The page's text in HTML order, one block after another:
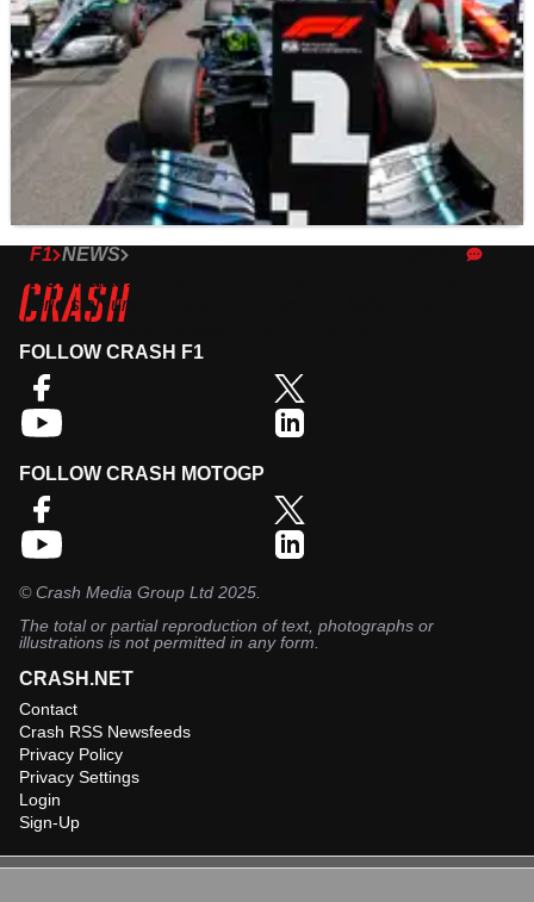
F1 NEWS
Formula 1 Grand Prix Prancis - Grid Awal
Grid start untuk Grand Prix Prancis di Sirkuit Paul
Ricard, putaran delapan musim F1 2019.
FOLLOW CRASH F1
FOLLOW CRASH MOTOGP
©Crash Media Group Ltd 2025.
The total or partial reproduction of text, photographs or
illustrations is not permitted in any form.
CRASH.NET
Contact
Crash RSS Newsfeeds
Privacy Policy
Privacy Settings
Login
Sign-Up